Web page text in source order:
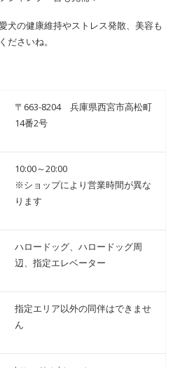
犬の健康維持やストレス発散、美容も
ださいね。
〒663-8204 兵庫県西宮市高松町
14番2号
10:00～20:00
※ショップにより営業時間が異な
ります
ハロードッグ、ハロードッグ周
辺、指定エレベーター
指定エリア以外の同伴はできませ
ん